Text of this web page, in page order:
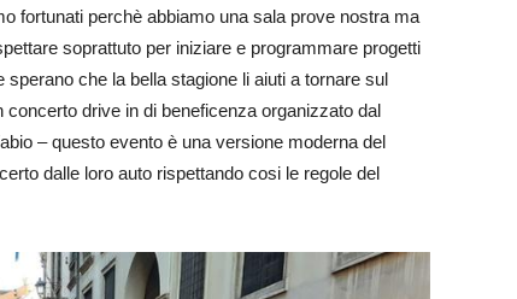
fortunati perchè abbiamo una sala prove nostra ma
soprattuto per iniziare e programmare progetti
che la bella stagione li aiuti a tornare sul
drive in di beneficenza organizzato dal
– questo evento è una versione moderna del
dalle loro auto rispettando cosi le regole del